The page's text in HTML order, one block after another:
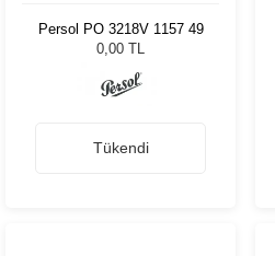
Persol PO 3218V 1157 49
0,00 TL
Tükendi